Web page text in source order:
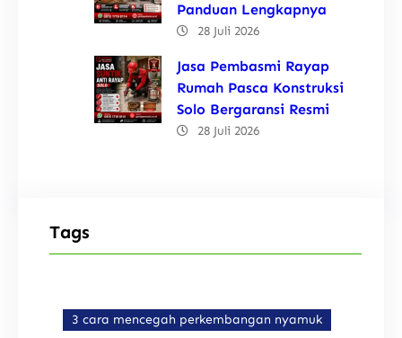
Panduan Lengkapnya
28 Juli 2026
Jasa Pembasmi Rayap
Rumah Pasca Konstruksi
Solo Bergaransi Resmi
28 Juli 2026
Tags
3 cara mencegah perkembangan nyamuk